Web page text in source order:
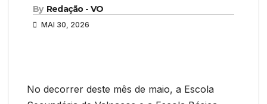
By Redação - VO
MAI 30, 2026
No decorrer deste mês de maio, a Escola